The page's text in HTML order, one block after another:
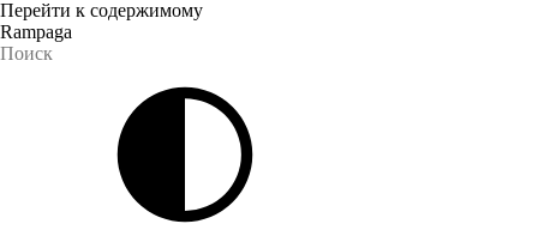
Перейти к содержимому
Rampaga